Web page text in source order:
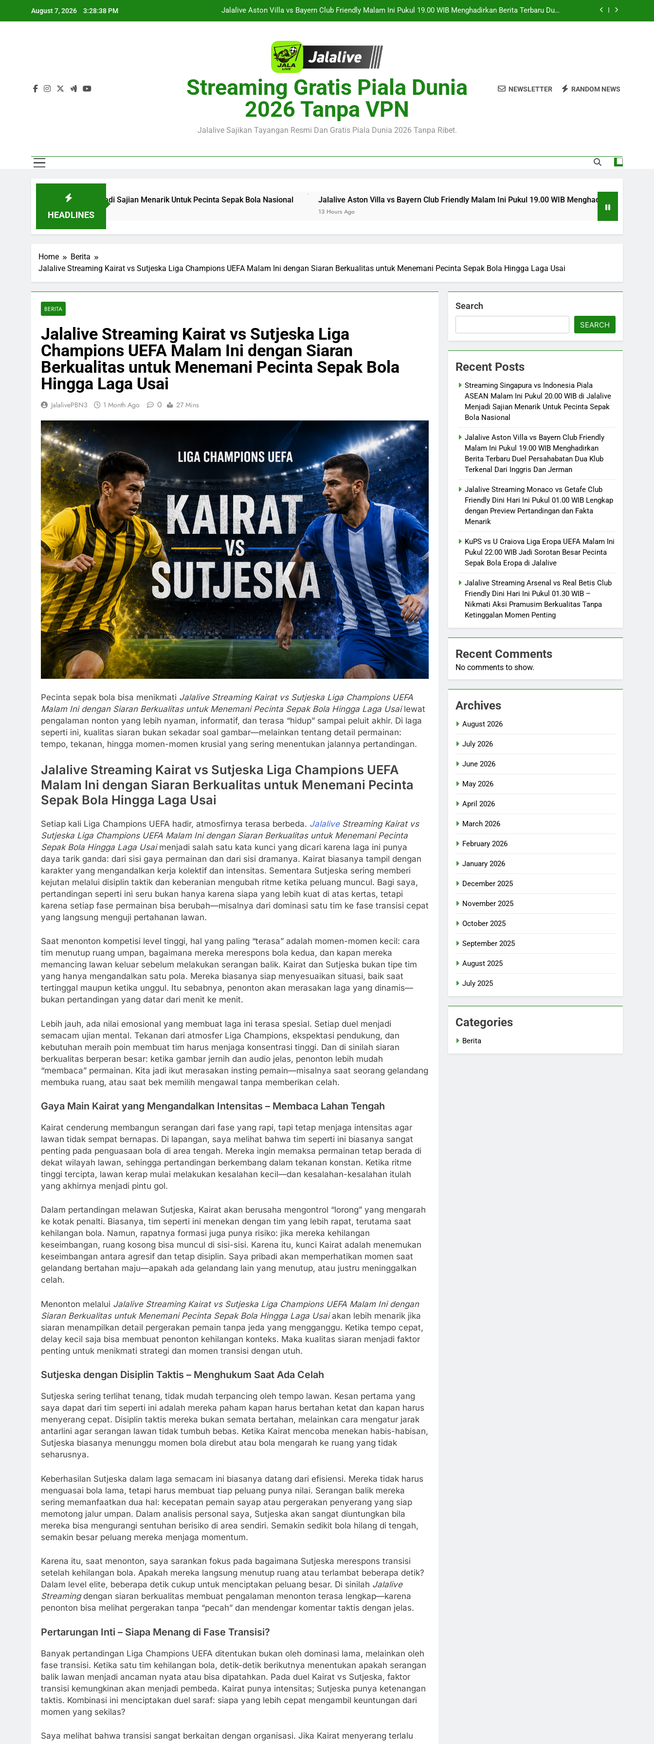
August 7, 2026 3:28:39 PM
Jalalive Streaming Monaco vs Getafe Club Friendly Dini Hari Ini Pukul 01.00 WIB Lengkap dengan Preview
Streaming Singapura vs Indonesia Piala ASEAN Malam Ini Pukul 20.00 WIB di Jalalive Menjadi Sajian
Jalalive Aston Villa vs Bayern Club Friendly Malam Ini Pukul 19.00 WIB Menghadirkan Berita Terbaru Duel
Persahabatan Dua Klub Terkenal Dari Inggris Dan Jerman
Jalalive Streaming Monaco vs Getafe Club Friendly Dini Hari Ini Pukul 01.00 WIB Lengkap dengan Preview
KuPS vs U Craiova Liga Eropa UEFA Malam Ini Pukul 22.00 WIB Jadi Sorotan Besar Pecinta Sepak Bola
Streaming Gratis Piala Dunia
2026 Tanpa VPN
Jalalive Sajikan Tayangan Resmi Dan Gratis Piala Dunia 2026 Tanpa Ribet.
NEWSLETTER RANDOM NEWS
HEADLINES
Menjadi Sajian Menarik Untuk Pecinta Sepak Bola Nasional Jalalive Aston Villa vs Bayern Club Friendly Malam Ini Pukul 19.00 WIB Menghadirkan Berita Terbaru Duel
Home
Berita
Jalalive Streaming Kairat vs Sutjeska Liga Champions UEFA Malam Ini dengan Siaran Berkualitas untuk Menemani Pecinta Sepak Bola Hingga Laga Usai
BERITA
Jalalive Streaming Kairat vs Sutjeska Liga
Champions UEFA Malam Ini dengan Siaran
Berkualitas untuk Menemani Pecinta Sepak Bola
Hingga Laga Usai
JalalivePBN3 1 Month Ago 0 27 Mins
Pecinta sepak bola bisa menikmati Jalalive Streaming Kairat vs Sutjeska Liga Champions UEFA
Malam Ini dengan Siaran Berkualitas untuk Menemani Pecinta Sepak Bola Hingga Laga Usailewat
pengalaman nonton yang lebih nyaman, informatif, dan terasa “hidup” sampai peluit akhir. Di laga
seperti ini, kualitas siaran bukan sekadar soal gambar—melainkan tentang detail permainan:
tempo, tekanan, hingga momen-momen krusial yang sering menentukan jalannya pertandingan.
Jalalive Streaming Kairat vs Sutjeska Liga Champions UEFA
Malam Ini dengan Siaran Berkualitas untuk Menemani Pecinta
Sepak Bola Hingga Laga Usai
Setiap kali Liga Champions UEFA hadir, atmosfirnya terasa berbeda. Jalalive Streaming Kairat vs
Sutjeska Liga Champions UEFA Malam Ini dengan Siaran Berkualitas untuk Menemani Pecinta
Sepak Bola Hingga Laga Usaimenjadi salah satu kata kunci yang dicari karena laga ini punya
daya tarik ganda: dari sisi gaya permainan dan dari sisi dramanya. Kairat biasanya tampil dengan
karakter yang mengandalkan kerja kolektif dan intensitas. Sementara Sutjeska sering memberi
kejutan melalui disiplin taktik dan keberanian mengubah ritme ketika peluang muncul. Bagi saya,
pertandingan seperti ini seru bukan hanya karena siapa yang lebih kuat di atas kertas, tetapi
karena setiap fase permainan bisa berubah—misalnya dari dominasi satu tim ke fase transisi cepat
yang langsung menguji pertahanan lawan.
Saat menonton kompetisi level tinggi, hal yang paling “terasa” adalah momen-momen kecil: cara
tim menutup ruang umpan, bagaimana mereka merespons bola kedua, dan kapan mereka
memancing lawan keluar sebelum melakukan serangan balik. Kairat dan Sutjeska bukan tipe tim
yang hanya mengandalkan satu pola. Mereka biasanya siap menyesuaikan situasi, baik saat
tertinggal maupun ketika unggul. Itu sebabnya, penonton akan merasakan laga yang dinamis—
bukan pertandingan yang datar dari menit ke menit.
Lebih jauh, ada nilai emosional yang membuat laga ini terasa spesial. Setiap duel menjadi
semacam ujian mental. Tekanan dari atmosfer Liga Champions, ekspektasi pendukung, dan
kebutuhan meraih poin membuat tim harus menjaga konsentrasi tinggi. Dan di sinilah siaran
berkualitas berperan besar: ketika gambar jernih dan audio jelas, penonton lebih mudah
“membaca” permainan. Kita jadi ikut merasakan insting pemain—misalnya saat seorang gelandang
membuka ruang, atau saat bek memilih mengawal tanpa memberikan celah.
Gaya Main Kairat yang Mengandalkan Intensitas – Membaca Lahan Tengah
Kairat cenderung membangun serangan dari fase yang rapi, tapi tetap menjaga intensitas agar
lawan tidak sempat bernapas. Di lapangan, saya melihat bahwa tim seperti ini biasanya sangat
penting pada penguasaan bola di area tengah. Mereka ingin memaksa permainan tetap berada di
dekat wilayah lawan, sehingga pertandingan berkembang dalam tekanan konstan. Ketika ritme
tinggi tercipta, lawan kerap mulai melakukan kesalahan kecil—dan kesalahan-kesalahan itulah
yang akhirnya menjadi pintu gol.
Dalam pertandingan melawan Sutjeska, Kairat akan berusaha mengontrol “lorong” yang mengarah
ke kotak penalti. Biasanya, tim seperti ini menekan dengan tim yang lebih rapat, terutama saat
kehilangan bola. Namun, rapatnya formasi juga punya risiko: jika mereka kehilangan
keseimbangan, ruang kosong bisa muncul di sisi-sisi. Karena itu, kunci Kairat adalah menemukan
keseimbangan antara agresif dan tetap disiplin. Saya pribadi akan memperhatikan momen saat
gelandang bertahan maju—apakah ada gelandang lain yang menutup, atau justru meninggalkan
celah.
Menonton melalui Jalalive Streaming Kairat vs Sutjeska Liga Champions UEFA Malam Ini dengan
Siaran Berkualitas untuk Menemani Pecinta Sepak Bola Hingga Laga Usaiakan lebih menarik jika
siaran menampilkan detail pergerakan pemain tanpa jeda yang mengganggu. Ketika tempo cepat,
delay kecil saja bisa membuat penonton kehilangan konteks. Maka kualitas siaran menjadi faktor
penting untuk menikmati strategi dan momen transisi dengan utuh.
Sutjeska dengan Disiplin Taktis – Menghukum Saat Ada Celah
Sutjeska sering terlihat tenang, tidak mudah terpancing oleh tempo lawan. Kesan pertama yang
saya dapat dari tim seperti ini adalah mereka paham kapan harus bertahan ketat dan kapan harus
menyerang cepat. Disiplin taktis mereka bukan semata bertahan, melainkan cara mengatur jarak
antarlini agar serangan lawan tidak tumbuh bebas. Ketika Kairat mencoba menekan habis-habisan,
Sutjeska biasanya menunggu momen bola direbut atau bola mengarah ke ruang yang tidak
seharusnya.
Keberhasilan Sutjeska dalam laga semacam ini biasanya datang dari efisiensi. Mereka tidak harus
menguasai bola lama, tetapi harus membuat tiap peluang punya nilai. Serangan balik mereka
sering memanfaatkan dua hal: kecepatan pemain sayap atau pergerakan penyerang yang siap
memotong jalur umpan. Dalam analisis personal saya, Sutjeska akan sangat diuntungkan bila
mereka bisa mengurangi sentuhan berisiko di area sendiri. Semakin sedikit bola hilang di tengah,
semakin besar peluang mereka menjaga momentum.
Karena itu, saat menonton, saya sarankan fokus pada bagaimana Sutjeska merespons transisi
setelah kehilangan bola. Apakah mereka langsung menutup ruang atau terlambat beberapa detik?
Dalam level elite, beberapa detik cukup untuk menciptakan peluang besar. Di sinilah Jalalive
Streamingdengan siaran berkualitas membuat pengalaman menonton terasa lengkap—karena
penonton bisa melihat pergerakan tanpa “pecah” dan mendengar komentar taktis dengan jelas.
Pertarungan Inti – Siapa Menang di Fase Transisi?
Banyak pertandingan Liga Champions UEFA ditentukan bukan oleh dominasi lama, melainkan oleh
fase transisi. Ketika satu tim kehilangan bola, detik-detik berikutnya menentukan apakah serangan
balik lawan menjadi ancaman nyata atau bisa dipatahkan. Pada duel Kairat vs Sutjeska, faktor
transisi kemungkinan akan menjadi pembeda. Kairat punya intensitas; Sutjeska punya ketenangan
taktis. Kombinasi ini menciptakan duel saraf: siapa yang lebih cepat mengambil keuntungan dari
momen yang sekilas?
Saya melihat bahwa transisi sangat berkaitan dengan organisasi. Jika Kairat menyerang terlalu
Search
SEARCH
Recent Posts
Streaming Singapura vs Indonesia Piala
ASEAN Malam Ini Pukul 20.00 WIB di Jalalive
Menjadi Sajian Menarik Untuk Pecinta Sepak
Bola Nasional
Jalalive Aston Villa vs Bayern Club Friendly
Malam Ini Pukul 19.00 WIB Menghadirkan
Berita Terbaru Duel Persahabatan Dua Klub
Terkenal Dari Inggris Dan Jerman
Jalalive Streaming Monaco vs Getafe Club
Friendly Dini Hari Ini Pukul 01.00 WIB Lengkap
dengan Preview Pertandingan dan Fakta
Menarik
KuPS vs U Craiova Liga Eropa UEFA Malam Ini
Pukul 22.00 WIB Jadi Sorotan Besar Pecinta
Sepak Bola Eropa di Jalalive
Jalalive Streaming Arsenal vs Real Betis Club
Friendly Dini Hari Ini Pukul 01.30 WIB –
Nikmati Aksi Pramusim Berkualitas Tanpa
Ketinggalan Momen Penting
Recent Comments
No comments to show.
Archives
August 2026
July 2026
June 2026
May 2026
April 2026
March 2026
February 2026
January 2026
December 2025
November 2025
October 2025
September 2025
August 2025
July 2025
Categories
Berita